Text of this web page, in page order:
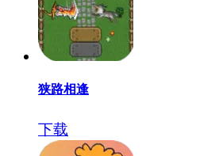
狭路相逢
下载